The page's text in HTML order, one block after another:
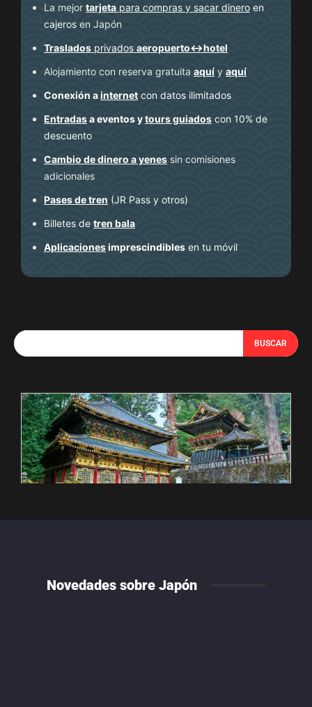
La mejor tarjeta para compras y sacar dinero en
cajeros en Japón
Traslados privados aeropuerto↔hotel
Alojamiento con reserva gratuita aquí y aquí
Conexión ainternet con datos ilimitados
Entradasa eventos ytours guiados con 10% de
descuento
Cambio de dinero a yenes sin comisiones
adicionales
Pases de tren (JR Pass y otros)
Billetes de tren bala
Aplicacionesimprescindibles en tu móvil
BUSCAR
Novedades sobre Japón